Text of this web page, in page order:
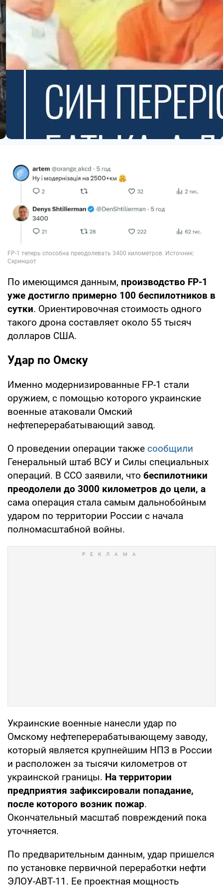
По имеющимся данным, производство FP-1
уже достигло примерно 100 беспилотников в
сутки. Ориентировочная стоимость одного
такого дрона составляет около 55 тысяч
долларов США.
Удар по Омску
Именно модернизированные FP-1 стали
оружием, с помощью которого украинские
военные атаковали Омский
нефтеперерабатывающий завод.
О проведении операции также сообщили
Генеральный штаб ВСУ и Силы специальных
операций. В ССО заявили, что беспилотники
преодолели до 3000 километров до цели, а
сама операция стала самым дальнобойным
ударом по территории России с начала
полномасштабной войны.
Украинские военные нанесли удар по
Омскому нефтеперерабатывающему заводу,
который является крупнейшим НПЗ в России
и расположен за тысячи километров от
украинской границы. На территории
предприятия зафиксировали попадание,
после которого возник пожар.
Окончательный масштаб повреждений пока
уточняется.
По предварительным данным, удар пришелся
по установке первичной переработки нефти
ЭЛОУ-АВТ-11. Ее проектная мощность